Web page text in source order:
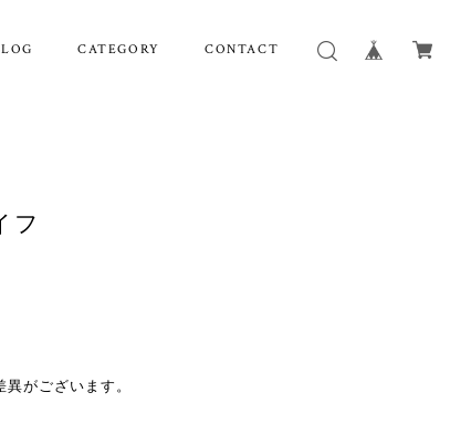
CATEGORY CONTACT
フ
がございます。